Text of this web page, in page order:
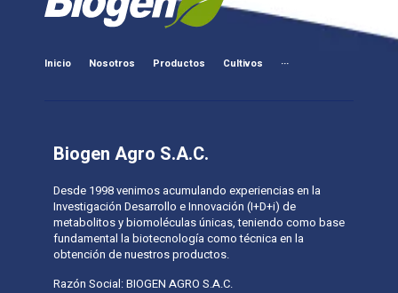
Inicio Nosotros Productos Cultivos ···
Biogen Agro S.A.C.
Desde 1998 venimos acumulando experiencias en la
Investigación Desarrollo e Innovación (I+D+i) de
metabolitos y biomoléculas únicas, teniendo como base
fundamental la biotecnología como técnica en la
obtención de nuestros productos.
Razón Social: BIOGEN AGRO S.A.C.